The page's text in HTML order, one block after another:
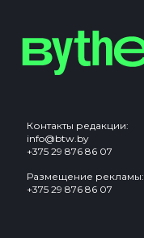
Контакты редакции:
info@btw.by
+375 29 876 86 07
Размещение рекламы:
+375 29 876 86 07